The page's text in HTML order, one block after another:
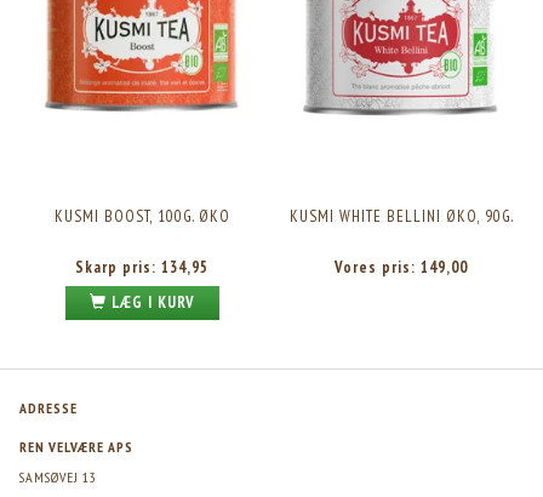
KUSMI BOOST, 100G. ØKO
Skarp pris: 134,95
LÆG I KURV
KUSMI WHITE BELLINI ØKO, 90G.
Vores pris: 149,00
ADRESSE
REN VELVÆRE APS
SAMSØVEJ 13